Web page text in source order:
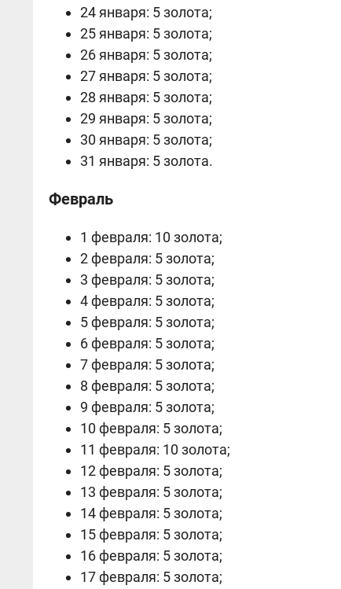
24 января: 5 золота;
25 января: 5 золота;
26 января: 5 золота;
27 января: 5 золота;
28 января: 5 золота;
29 января: 5 золота;
30 января: 5 золота;
31 января: 5 золота.
Февраль
1 февраля: 10 золота;
2 февраля: 5 золота;
3 февраля: 5 золота;
4 февраля: 5 золота;
5 февраля: 5 золота;
6 февраля: 5 золота;
7 февраля: 5 золота;
8 февраля: 5 золота;
9 февраля: 5 золота;
10 февраля: 5 золота;
11 февраля: 10 золота;
12 февраля: 5 золота;
13 февраля: 5 золота;
14 февраля: 5 золота;
15 февраля: 5 золота;
16 февраля: 5 золота;
17 февраля: 5 золота;